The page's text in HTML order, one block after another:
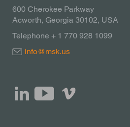
600 Cherokee Parkway
Acworth, Georgia 30102, USA
Telephone + 1 770 928 1099
info@msk.us